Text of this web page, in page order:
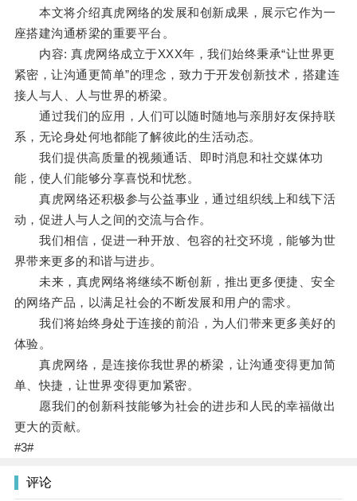
本文将介绍真虎网络的发展和创新成果，展示它作为一
座搭建沟通桥梁的重要平台。
内容: 真虎网络成立于XXX年，我们始终秉承“让世界更
紧密，让沟通更简单”的理念，致力于开发创新技术，搭建连
接人与人、人与世界的桥梁。
通过我们的应用，人们可以随时随地与亲朋好友保持联
系，无论身处何地都能了解彼此的生活动态。
我们提供高质量的视频通话、即时消息和社交媒体功
能，使人们能够分享喜悦和忧愁。
真虎网络还积极参与公益事业，通过组织线上和线下活
动，促进人与人之间的交流与合作。
我们相信，促进一种开放、包容的社交环境，能够为世
界带来更多的和谐与进步。
未来，真虎网络将继续不断创新，推出更多便捷、安全
的网络产品，以满足社会的不断发展和用户的需求。
我们将始终身处于连接的前沿，为人们带来更多美好的
体验。
真虎网络，是连接你我世界的桥梁，让沟通变得更加简
单、快捷，让世界变得更加紧密。
愿我们的创新科技能够为社会的进步和人民的幸福做出
更大的贡献。
#3#
评论